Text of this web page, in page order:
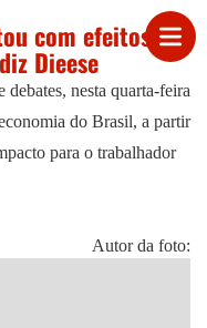
com efeitos da
Dieese
nesta quarta-feira
do Brasil, a partir
para o trabalhador
Autor da foto: